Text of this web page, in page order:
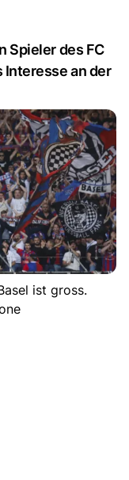
Spieler des FC
Interesse an der
ist gross.